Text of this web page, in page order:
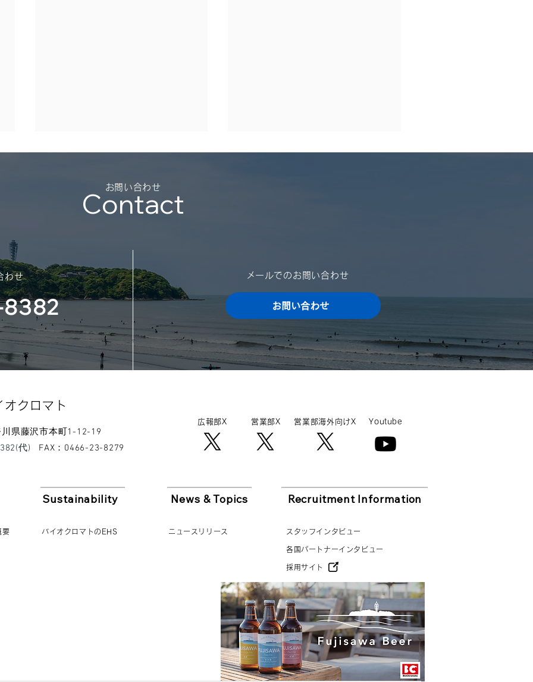
（神奈川大学体育会サッカー
部様）
了承いただきますよう、宜しくお
願い申し上げます。 ■ 夏季休業
日：2024年8月10日（土）～
2024年8月15日（木）...
Contact
​お問い合わせ
わせ ​メールでのお問い合わせ
お問い合わせ
オクロマト​
県藤沢市本町1-12-19
代)
​FAX：0466-23-8279
広報​部X 営業部X 営業部海外向けX Youtube
要
Sustainability
バイオクロマトのEHS
News & Topics
ニュースリリース
Recruitment Information
スタッフインタビュー
各国パートナーインタビュー
採用サイト